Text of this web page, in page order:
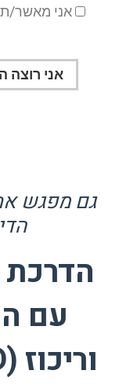
אני מאשר/ת
גם מפגש
הדרכת
עם
וריכוז (ADHD / ADD)